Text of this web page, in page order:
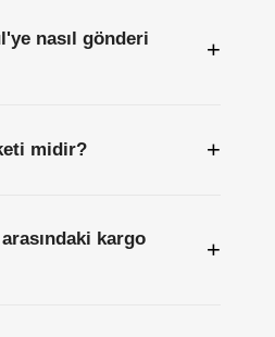
nasıl gönderi
+
midir? +
kargo
+